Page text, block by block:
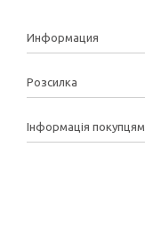
Информация
Розсилка
Інформація покупцям